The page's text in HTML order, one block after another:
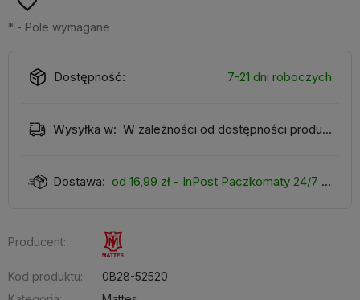
* - Pole wymagane
Dostępność: 7-21 dni roboczych
Wysyłka w: W zależności od dostępności produktu
Dostawa: od 16,99 zł - InPost Paczkomaty 24/7
Producent:
Kod produktu:
0B28-52520